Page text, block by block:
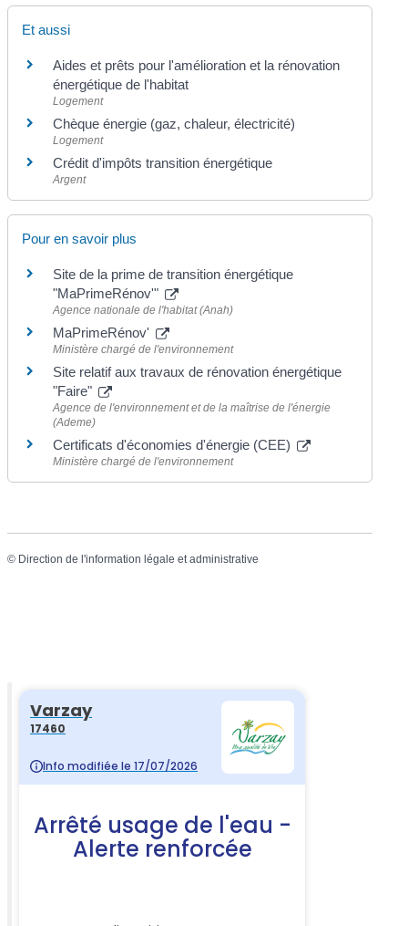
Et aussi
Aides et prêts pour l'amélioration et la rénovation
énergétique de l'habitat
Logement
Chèque énergie (gaz, chaleur, électricité)
Logement
Crédit d'impôts transition énergétique
Argent
Pour en savoir plus
Site de la prime de transition énergétique
"MaPrimeRénov'"
Agence nationale de l'habitat (Anah)
MaPrimeRénov'
Ministère chargé de l'environnement
Site relatif aux travaux de rénovation énergétique
"Faire"
Agence de l'environnement et de la maîtrise de l'énergie
(Ademe)
Certificats d'économies d'énergie (CEE)
Ministère chargé de l'environnement
© Direction de l'information légale et administrative